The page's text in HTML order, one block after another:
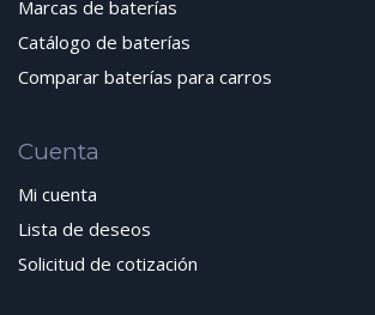
Marcas de baterías
Catálogo de baterías
Comparar baterías para carros
Cuenta
Mi cuenta
Lista de deseos
Solicitud de cotización